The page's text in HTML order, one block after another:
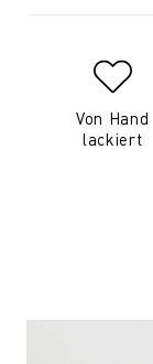
Von Hand
lackiert